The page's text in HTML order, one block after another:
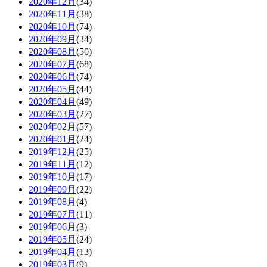
2020年11月 (38)
2020年10月 (74)
2020年09月 (34)
2020年08月 (50)
2020年07月 (68)
2020年06月 (74)
2020年05月 (44)
2020年04月 (49)
2020年03月 (27)
2020年02月 (57)
2020年01月 (24)
2019年12月 (25)
2019年11月 (12)
2019年10月 (17)
2019年09月 (22)
2019年08月 (4)
2019年07月 (11)
2019年06月 (3)
2019年05月 (24)
2019年04月 (13)
2019年03月 (9)